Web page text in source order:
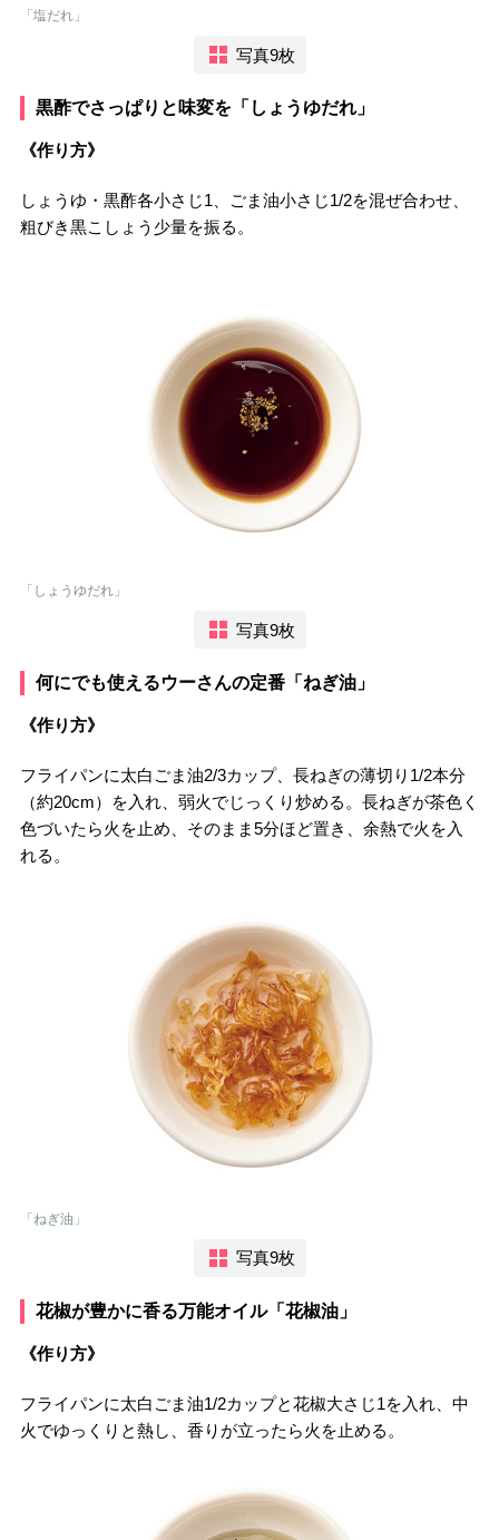
「塩だれ」
写真9枚
黒酢でさっぱりと味変を「しょうゆだれ」
《作り方》
しょうゆ・黒酢各小さじ1、ごま油小さじ1/2を混ぜ合わせ、
粗びき黒こしょう少量を振る。
「しょうゆだれ」
写真9枚
何にでも使えるウーさんの定番「ねぎ油」
《作り方》
フライパンに太白ごま油2/3カップ、長ねぎの薄切り1/2本分
（約20cm）を入れ、弱火でじっくり炒める。長ねぎが茶色く
色づいたら火を止め、そのまま5分ほど置き、余熱で火を入
れる。
「ねぎ油」
写真9枚
花椒が豊かに香る万能オイル「花椒油」
《作り方》
フライパンに太白ごま油1/2カップと花椒大さじ1を入れ、中
火でゆっくりと熱し、香りが立ったら火を止める。